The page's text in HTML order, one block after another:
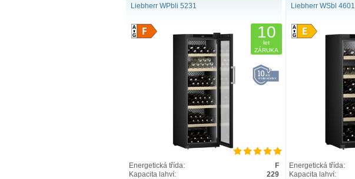
Liebherr WPbli 5231
10
let
ZÁRUKA
Energetická třída:
F
Kapacita lahví:
229
Liebherr WSbl 4601
Energetická třída:
Kapacita lahví: